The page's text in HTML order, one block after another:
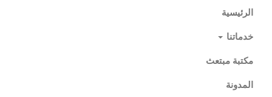
الرئيسية
خدماتنا
مكتبة مبتعث
المدونة